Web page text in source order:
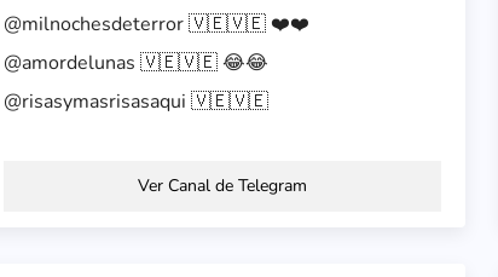
@milnochesdeterror 🇻🇪🇻🇪 ❤️❤️
@amordelunas 🇻🇪🇻🇪 😂😂
@risasymasrisasaqui 🇻🇪🇻🇪
Ver Canal de Telegram